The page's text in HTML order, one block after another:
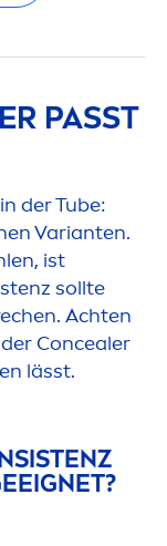
PASST
der Tube:
Varianten.
ist
sollte
Achten
Concealer
lässt.